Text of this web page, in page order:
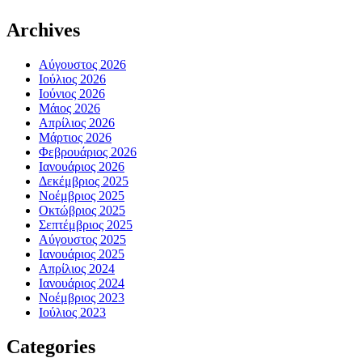
Archives
Αύγουστος 2026
Ιούλιος 2026
Ιούνιος 2026
Μάιος 2026
Απρίλιος 2026
Μάρτιος 2026
Φεβρουάριος 2026
Ιανουάριος 2026
Δεκέμβριος 2025
Νοέμβριος 2025
Οκτώβριος 2025
Σεπτέμβριος 2025
Αύγουστος 2025
Ιανουάριος 2025
Απρίλιος 2024
Ιανουάριος 2024
Νοέμβριος 2023
Ιούλιος 2023
Categories